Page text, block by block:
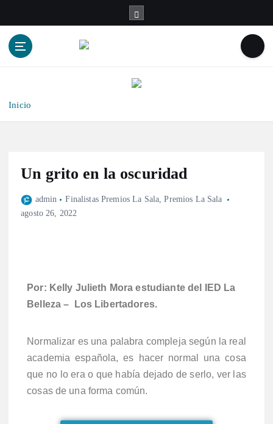
Inicio
Un grito en la oscuridad
admin Finalistas Premios La Sala,Premios La Sala
agosto 26, 2022
Por: Kelly Julieth Mora estudiante del IED La
Belleza – Los Libertadores.
Normalizar es una palabra compleja según la real
academia española, es hacer normal una cosa
que no lo era o que había dejado de serlo, ver las
cosas de una forma común.